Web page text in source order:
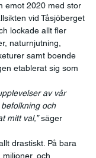
emot 2020 med stor
vid Tåsjöberget
lockade allt fler
naturnjutning,
samt boende
etablerat sig som
av vår
och
mitt val,” säger
drastiskt. På bara
och